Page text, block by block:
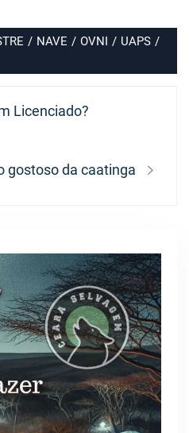
/ NAVE / OVNI / UAPS /
Licenciado?
gostoso da caatinga